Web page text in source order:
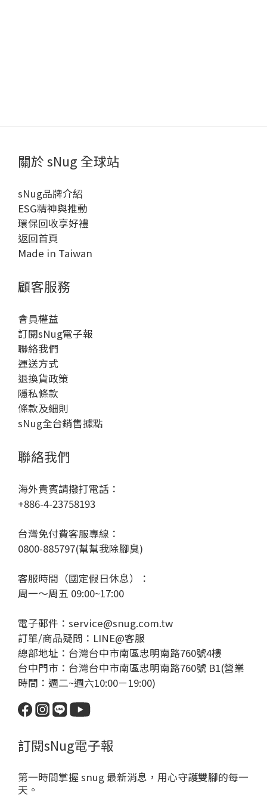
關於 sNug 全球站
sNug品牌介紹
ESG精神與推動
環保回收享好禮
返回首頁
Made in Taiwan
顧客服務
會員權益
訂閱sNug電子報
聯絡我們
運送方式
退換貨政策
隱私條款
條款及細則
sNug全台銷售據點
聯絡我們
海外貴賓請撥打電話：
+886-4-23758193
台灣免付費客服專線：
0800-885797(幫幫我除腳臭)
客服時間（國定假日休息）：
周一～周五 09:00~17:00
電子郵件：service@snug.com.tw
訂單/商品疑問： LINE@客服
總部地址：台灣台中市南區忠明南路760號4樓
台中門市：台灣台中市南區忠明南路760號 B1(營業
時間：週二~週六10:00－19:00)
訂閱sNug電子報
第一時間掌握 snug 最新消息，用心守護雙腳的每一
天。